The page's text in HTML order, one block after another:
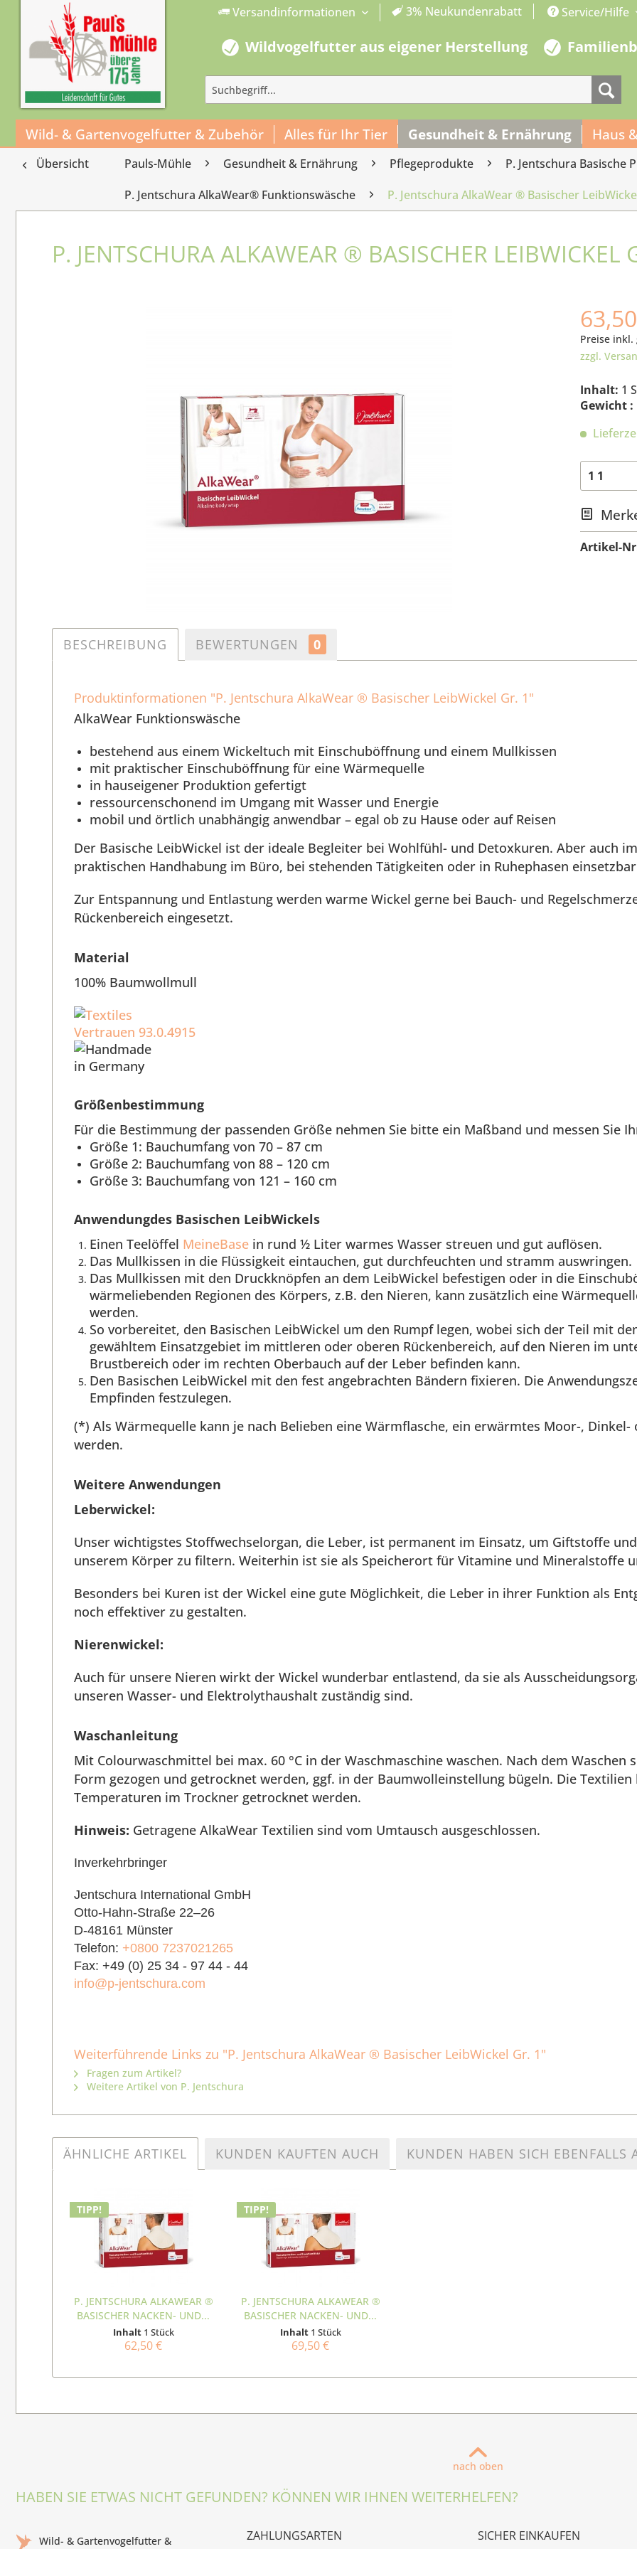
Versandinformationen 3% Neukundenrabatt Service/Hilfe
Wildvogelfutter aus eigener Herstellung
Wild- & Gartenvogelfutter & Zubehör Alles für Ihr Tier Gesundheit & Ernährung Haus
Übersicht Pauls-Mühle Gesundheit & Ernährung Pflegeprodukte
P. Jentschura Basische
P. Jentschura AlkaWear® Funktionswäsche
P. Jentschura AlkaWear ® Basischer
P. JENTSCHURA ALKAWEAR ® BASISCHER LEIBWICKEL
Preise inkl.
zzgl.
Inhalt: 1
Gewicht :
Artikel-
BESCHREIBUNG BEWERTUNGEN 0
Produktinformationen "P. Jentschura AlkaWear ® Basischer LeibWickel Gr. 1"
AlkaWear Funktionswäsche
bestehend aus einem Wickeltuch mit Einschuböffnung und einem Mullkissen
mit praktischer Einschuböffnung für eine Wärmequelle
in hauseigener Produktion gefertigt
ressourcenschonend im Umgang mit Wasser und Energie
mobil und örtlich unabhängig anwendbar – egal ob zu Hause oder auf Reisen
Der Basische LeibWickel ist der ideale Begleiter bei Wohlfühl- und Detoxkuren. Aber auch
praktischen Handhabung im Büro, bei stehenden Tätigkeiten oder in Ruhephasen
Zur Entspannung und Entlastung werden warme Wickel gerne bei Bauch- und
Rückenbereich eingesetzt.
Material
100% Baumwollmull
Größenbestimmung
Für die Bestimmung der passenden Größe nehmen Sie bitte ein Maßband und messen Sie
Größe 1: Bauchumfang von 70 – 87 cm
Größe 2: Bauchumfang von 88 – 120 cm
Größe 3: Bauchumfang von 121 – 160 cm
Anwendungdes Basischen LeibWickels
Einen Teelöffel MeineBase in rund ½ Liter warmes Wasser streuen und gut auflösen.
Das Mullkissen in die Flüssigkeit eintauchen, gut durchfeuchten und stramm auswringen.
Das Mullkissen mit den Druckknöpfen an dem LeibWickel befestigen oder in die
wärmeliebenden Regionen des Körpers, z.B. den Nieren, kann zusätzlich eine
werden.
So vorbereitet, den Basischen LeibWickel um den Rumpf legen, wobei sich der Teil mit
gewähltem Einsatzgebiet im mittleren oder oberen Rückenbereich, auf den Nieren im
Brustbereich oder im rechten Oberbauch auf der Leber befinden kann.
Den Basischen LeibWickel mit den fest angebrachten Bändern fixieren. Die
Empfinden festzulegen.
(*) Als Wärmequelle kann je nach Belieben eine Wärmflasche, ein erwärmtes Moor-,
werden.
Weitere Anwendungen
Leberwickel:
Unser wichtigstes Stoffwechselorgan, die Leber, ist permanent im Einsatz, um Giftstoffe
unserem Körper zu filtern. Weiterhin ist sie als Speicherort für Vitamine und Mineralstoffe
Besonders bei Kuren ist der Wickel eine gute Möglichkeit, die Leber in ihrer Funktion als
noch effektiver zu gestalten.
Nierenwickel:
Auch für unsere Nieren wirkt der Wickel wunderbar entlastend, da sie als
unseren Wasser- und Elektrolythaushalt zuständig sind.
Waschanleitung
Mit Colourwaschmittel bei max. 60 °C in der Waschmaschine waschen. Nach dem Waschen
Form gezogen und getrocknet werden, ggf. in der Baumwolleinstellung bügeln. Die
Temperaturen im Trockner getrocknet werden.
Hinweis: Getragene AlkaWear Textilien sind vom Umtausch ausgeschlossen.
Inverkehrbringer
Jentschura International GmbH
Otto-Hahn-Straße 22–26
D-48161 Münster
Telefon: +0800 7237021265
Fax: +49 (0) 25 34 - 97 44 - 44
info@p-jentschura.com
Weiterführende Links zu "P. Jentschura AlkaWear ® Basischer LeibWickel Gr. 1"
Fragen zum Artikel?
Weitere Artikel von P. Jentschura
ÄHNLICHE ARTIKEL KUNDEN KAUFTEN AUCH KUNDEN HABEN SICH EBENFALLS
TIPP!
P. JENTSCHURA ALKAWEAR ®
BASISCHER NACKEN- UND...
Inhalt 1 Stück
62,50 €
TIPP!
P. JENTSCHURA ALKAWEAR ®
BASISCHER NACKEN- UND...
Inhalt 1 Stück
69,50 €
nach oben
HABEN SIE ETWAS NICHT GEFUNDEN? KÖNNEN WIR IHNEN WEITERHELFEN?
Wild- & Gartenvogelfutter & ZAHLUNGSARTEN SICHER EINKAUFEN